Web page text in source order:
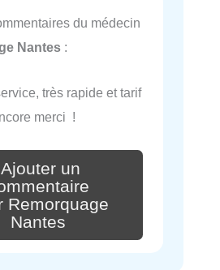
du médecin
Nantes :
très rapide et tarif
merci !
Ajouter un
Remorquage
Nantes